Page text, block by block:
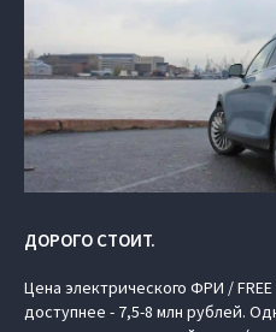
ДОРОГО СТОИТ.
Цена электрического ФРИ /
доступнее - 7,5-8 млн рублей.